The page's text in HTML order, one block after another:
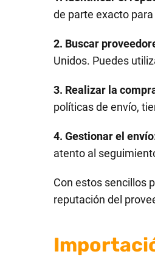
de parte exacto
2. Buscar
Unidos. Puedes
3. Realizar la
políticas de envío,
4. Gestionar el
atento al
Con estos sencillos
reputación del